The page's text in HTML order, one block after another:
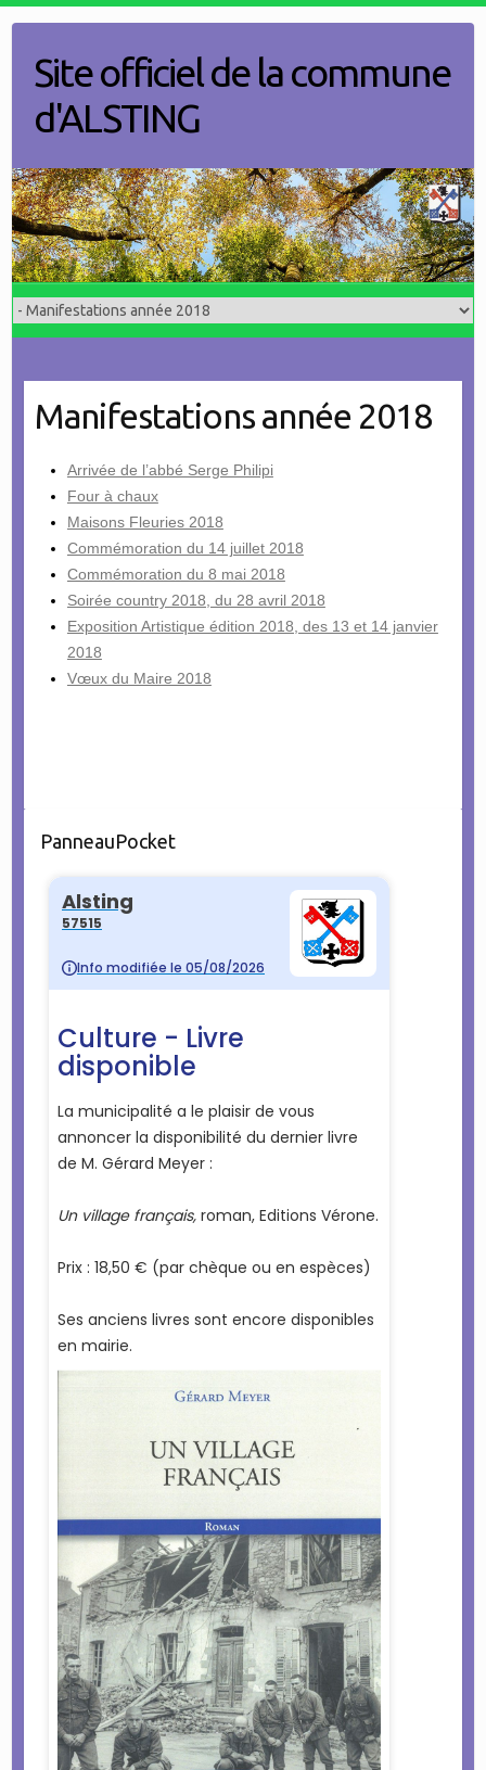
contentSite officiel de la commune
d'ALSTING
Manifestations année 2018
Arrivée de l’abbé Serge Philipi
Four à chaux
Maisons Fleuries 2018
Commémoration du 14 juillet 2018
Commémoration du 8 mai 2018
Soirée country 2018, du 28 avril 2018
Exposition Artistique édition 2018, des 13 et 14 janvier
2018
Vœux du Maire 2018
PanneauPocket